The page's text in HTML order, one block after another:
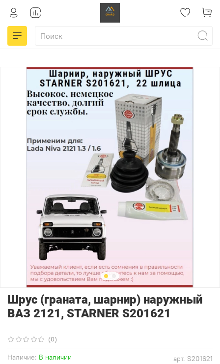
(0)
арт. S201621
Наличие: В наличии
Шрус (граната, шарнир) наружный
ВАЗ 2121, STARNER S201621